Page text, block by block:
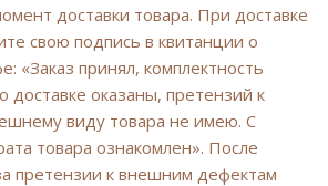
доставки товара. При доставке
свою подпись в квитанции о
«Заказ принял, комплектность
доставке оказаны, претензий к
виду товара не имею. С
товара ознакомлен». После
претензии к внешним дефектам